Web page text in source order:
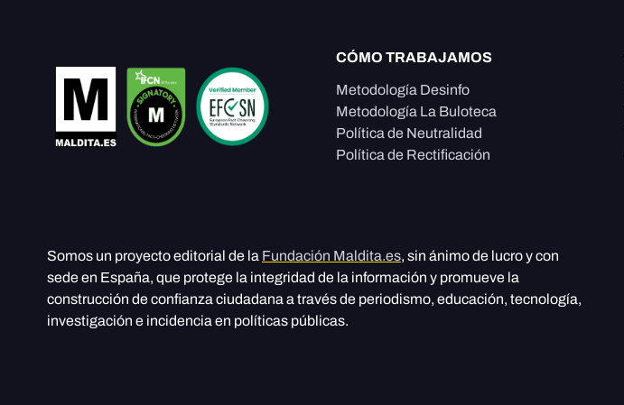
CÓMO TRABAJAMOS
Metodología Desinfo
Metodología La Buloteca
Política de Neutralidad
Política de Rectificación
Somos un proyecto editorial de la Fundación Maldita.es, sin ánimo de lucro y con
sede en España, que protege la integridad de la información y promueve la
construcción de confianza ciudadana a través de periodismo, educación, tecnología,
investigación e incidencia en políticas públicas.